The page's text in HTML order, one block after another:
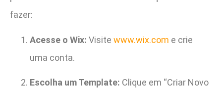
fazer:
Acesse o Wix: Visite www.wix.com e crie
uma conta.
Escolha um Template: Clique em “Criar Novo